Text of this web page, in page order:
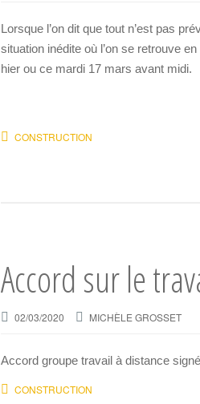
Lorsque l’on dit que tout n’est pas
situation inédite où l’on se retrouve
hier ou ce mardi 17 mars avant midi.
CONSTRUCTION
Accord sur le
02/03/2020 MICHÈLE GROSSET
Accord groupe travail à distance
CONSTRUCTION